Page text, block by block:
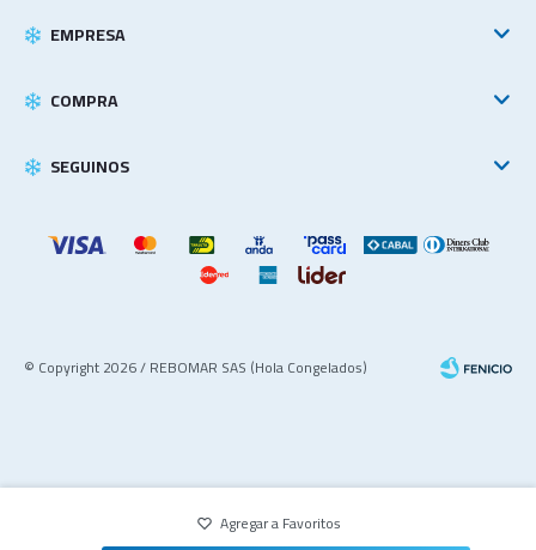
EMPRESA
COMPRA
SEGUINOS
© Copyright 2026 / REBOMAR SAS (Hola Congelados)